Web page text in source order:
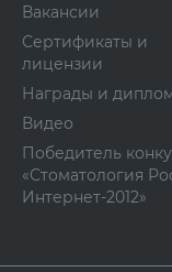
Вакансии
Сертификаты и
лицензии
Награды и
Видео
Победитель
«Стоматология
Интернет-2012»